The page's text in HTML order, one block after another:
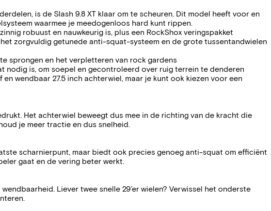
is de Slash 9.8 XT klaar om te scheuren. Dit model heeft voor en
waarmee je meedogenloos hard kunt rippen.
robuust en nauwkeurig is, plus een RockShox veringspakket
zorgvuldig getunede anti-squat-systeem en de grote tussentandwielen
sprongen en het verpletteren van rock gardens
is, om soepel en gecontroleerd over ruig terrein te denderen
wendbaar 27.5 inch achterwiel, maar je kunt ook kiezen voor een
Het achterwiel beweegt dus mee in de richting van de kracht die
je meer tractie en dus snelheid.
scharnierpunt, maar biedt ook precies genoeg anti-squat om efficiënt
gaat en de vering beter werkt.
Liever twee snelle 29’er wielen? Verwissel het onderste